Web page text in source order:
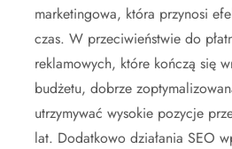
marketingowa, która przynosi
czas. W przeciwieństwie do
reklamowych, które kończą się
budżetu, dobrze
utrzymywać wysokie pozycje
lat. Dodatkowo działania SEO